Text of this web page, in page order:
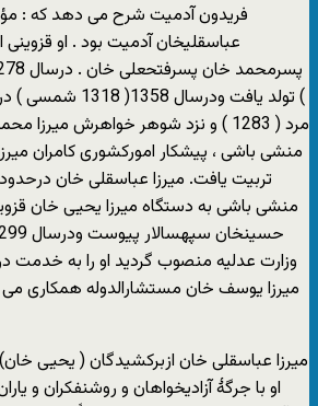
فریدون آدمیت شرح می دهد که :
عباسقلیخان آدمیت بود . او
) تولد یافت
مرد ( 1283 ) و نزد شوهر خواهرش
منشی باشی ، پیشکار امورکشوری کامران
تربیت یافت. میرزا عباسقلی خان
منشی باشی به دستگاه میرزا یحیی خان
وزارت عدلیه منصوب گردید او را به خدمت
میرزا یوسف خان مستشارالدوله همکاری می
میرزا عباسقلی خان ازبرکشیدگان ( یحیی
او با جرگۀ آزادیخواهان و روشنفکران و